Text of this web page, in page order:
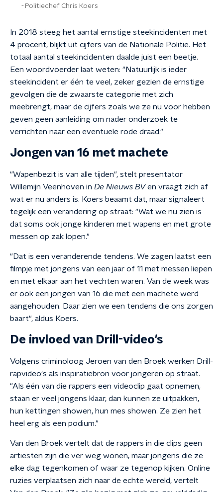
Politiechef Chris Koers
In 2018 steeg het aantal ernstige steekincidenten met
4 procent, blijkt uit cijfers van de Nationale Politie. Het
totaal aantal steekincidenten daalde juist een beetje.
Een woordvoerder laat weten: "Natuurlijk is ieder
steekincident er één te veel, zeker gezien de ernstige
gevolgen die de zwaarste categorie met zich
meebrengt, maar de cijfers zoals we ze nu voor hebben
geven geen aanleiding om nader onderzoek te
verrichten naar een eventuele rode draad."
Jongen van 16 met machete
"Wapenbezit is van alle tijden", stelt presentator
Willemijn Veenhoven in De Nieuws BVen vraagt zich af
wat er nu anders is. Koers beaamt dat, maar signaleert
tegelijk een verandering op straat: "Wat we nu zien is
dat soms ook jonge kinderen met wapens en met grote
messen op zak lopen."
"Dat is een veranderende tendens. We zagen laatst een
filmpje met jongens van een jaar of 11 met messen liepen
en met elkaar aan het vechten waren. Van de week was
er ook een jongen van 16 die met een machete werd
aangehouden. Daar zien we een tendens die ons zorgen
baart", aldus Koers.
De invloed van Drill-video's
Volgens criminoloog Jeroen van den Broek werken Drill-
rapvideo's als inspiratiebron voor jongeren op straat.
"Als één van die rappers een videoclip gaat opnemen,
staan er veel jongens klaar, dan kunnen ze uitpakken,
hun kettingen showen, hun mes showen. Ze zien het
heel erg als een podium."
Van den Broek vertelt dat de rappers in die clips geen
artiesten zijn die ver weg wonen, maar jongens die ze
elke dag tegenkomen of waar ze tegenop kijken. Online
ruzies verplaatsen zich naar de echte wereld, vertelt